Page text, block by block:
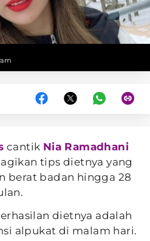
cantik Nia Ramadhani
tips dietnya yang
berat badan hingga 28
dietnya adalah
alpukat di malam hari.